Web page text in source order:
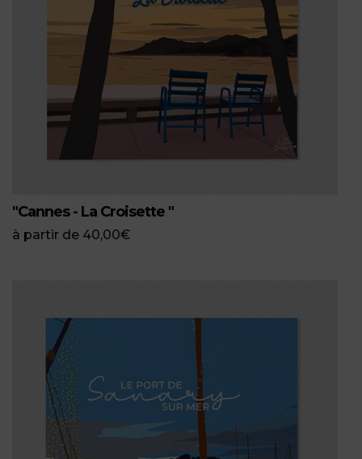
"Cannes - La Croisette "
à partir de 40,00€